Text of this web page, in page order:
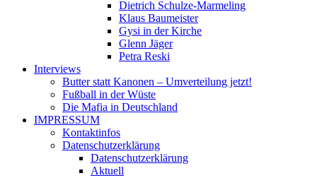
Dietrich Schulze-Marmeling
Klaus Baumeister
Gysi in der Kirche
Glenn Jäger
Petra Reski
Interviews
Butter statt Kanonen – Umverteilung jetzt!
Fußball in der Wüste
Die Mafia in Deutschland
IMPRESSUM
Kontaktinfos
Datenschutzerklärung
Datenschutzerklärung
Aktuell